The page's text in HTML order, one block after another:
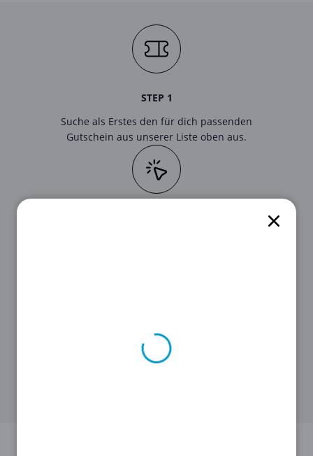
STEP 1
Suche als Erstes den für dich passenden
Gutschein aus unserer Liste oben aus.
STEP 3
Kopiere ihn, damit du ihn später im